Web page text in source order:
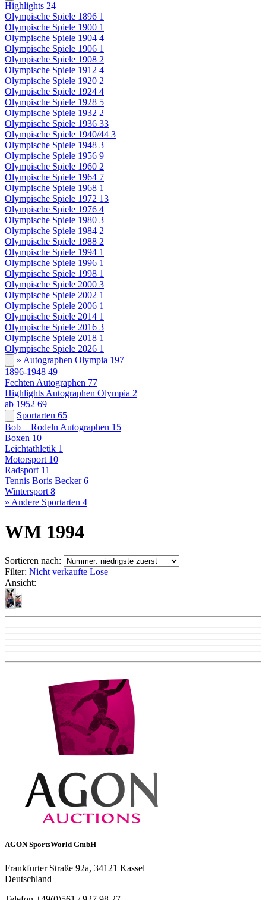
Highlights 24
Olympische Spiele 1896 1
Olympische Spiele 1900 1
Olympische Spiele 1904 4
Olympische Spiele 1906 1
Olympische Spiele 1908 2
Olympische Spiele 1912 4
Olympische Spiele 1920 2
Olympische Spiele 1924 4
Olympische Spiele 1928 5
Olympische Spiele 1932 2
Olympische Spiele 1936 33
Olympische Spiele 1940/44 3
Olympische Spiele 1948 3
Olympische Spiele 1956 9
Olympische Spiele 1960 2
Olympische Spiele 1964 7
Olympische Spiele 1968 1
Olympische Spiele 1972 13
Olympische Spiele 1976 4
Olympische Spiele 1980 3
Olympische Spiele 1984 2
Olympische Spiele 1988 2
Olympische Spiele 1994 1
Olympische Spiele 1996 1
Olympische Spiele 1998 1
Olympische Spiele 2000 3
Olympische Spiele 2002 1
Olympische Spiele 2006 1
Olympische Spiele 2014 1
Olympische Spiele 2016 3
Olympische Spiele 2018 1
Olympische Spiele 2026 1
» Autographen Olympia 197
1896-1948 49
Fechten Autographen 77
Highlights Autographen Olympia 2
ab 1952 69
Sportarten 65
Bob + Rodeln Autographen 15
Boxen 10
Leichtathletik 1
Motorsport 10
Radsport 11
Tennis Boris Becker6
Wintersport 8
» Andere Sportarten 4
WM 1994
Sortieren nach:
Filter: Nicht verkaufte Lose
Ansicht:
AGON SportsWorld GmbH
Frankfurter Straße 92a, 34121 Kassel
Deutschland